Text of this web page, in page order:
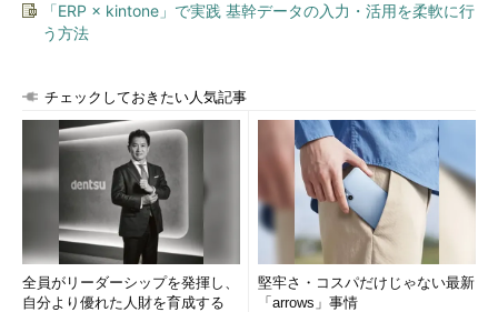
「ERP × kintone」で実践 基幹データの入力・活用を柔軟に行
う方法
チェックしておきたい人気記事
全員がリーダーシップを発揮し、
自分より優れた人財を育成する
堅牢さ・コスパだけじゃない最新
「arrows」事情